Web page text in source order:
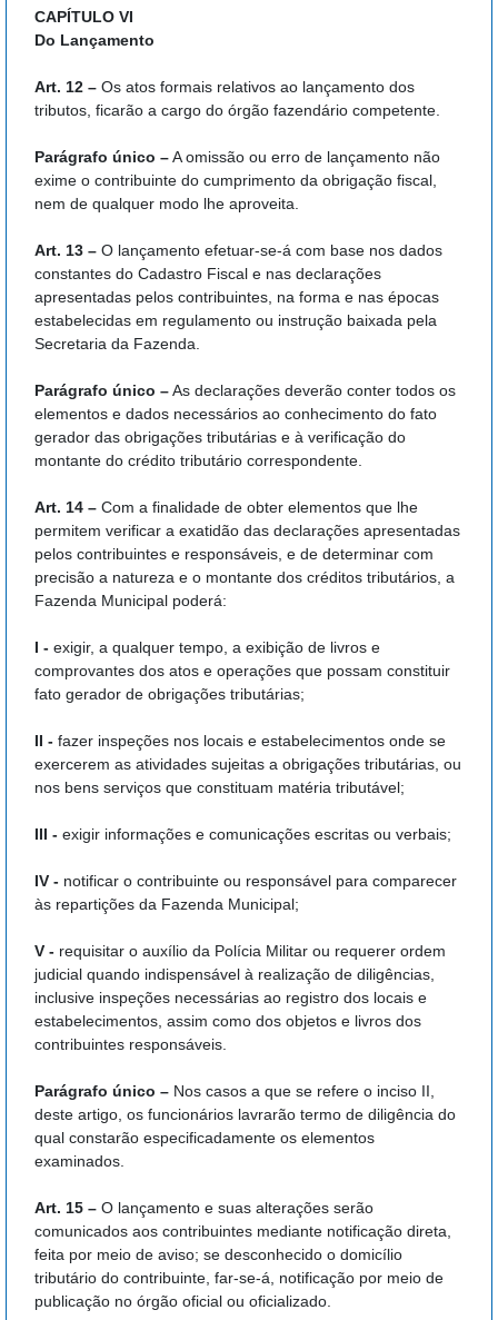
CAPÍTULO VI
Do Lançamento
Art. 12 – Os atos formais relativos ao lançamento dos
tributos, ficarão a cargo do órgão fazendário competente.
Parágrafo único –A omissão ou erro de lançamento não
exime o contribuinte do cumprimento da obrigação fiscal,
nem de qualquer modo lhe aproveita.
Art. 13 – O lançamento efetuar-se-á com base nos dados
constantes do Cadastro Fiscal e nas declarações
apresentadas pelos contribuintes, na forma e nas épocas
estabelecidas em regulamento ou instrução baixada pela
Secretaria da Fazenda.
Parágrafo único –As declarações deverão conter todos os
elementos e dados necessários ao conhecimento do fato
gerador das obrigações tributárias e à verificação do
montante do crédito tributário correspondente.
Art. 14 – Com a finalidade de obter elementos que lhe
permitem verificar a exatidão das declarações apresentadas
pelos contribuintes e responsáveis, e de determinar com
precisão a natureza e o montante dos créditos tributários, a
Fazenda Municipal poderá:
I - exigir, a qualquer tempo, a exibição de livros e
comprovantes dos atos e operações que possam constituir
fato gerador de obrigações tributárias;
II - fazer inspeções nos locais e estabelecimentos onde se
exercerem as atividades sujeitas a obrigações tributárias, ou
nos bens serviços que constituam matéria tributável;
III - exigir informações e comunicações escritas ou verbais;
IV - notificar o contribuinte ou responsável para comparecer
às repartições da Fazenda Municipal;
V - requisitar o auxílio da Polícia Militar ou requerer ordem
judicial quando indispensável à realização de diligências,
inclusive inspeções necessárias ao registro dos locais e
estabelecimentos, assim como dos objetos e livros dos
contribuintes responsáveis.
Parágrafo único – Nos casos a que se refere o inciso II,
deste artigo, os funcionários lavrarão termo de diligência do
qual constarão especificadamente os elementos
examinados.
Art. 15 – O lançamento e suas alterações serão
comunicados aos contribuintes mediante notificação direta,
feita por meio de aviso; se desconhecido o domicílio
tributário do contribuinte, far-se-á, notificação por meio de
publicação no órgão oficial ou oficializado.